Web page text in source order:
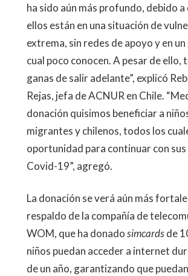
ha sido aún más profundo, debido a
ellos están en una situación de
extrema, sin redes de apoyo y en
cual poco conocen. A pesar de ello,
ganas de salir adelante”, explicó
Rejas, jefa de ACNUR en Chile.
donación quisimos beneficiar a
migrantes y chilenos, todos los
oportunidad para continuar con sus
Covid-19”, agregó.
La donación se verá aún más
respaldo de la compañía de
WOM, que ha donadosimcardsde
niños puedan acceder a internet
de un año, garantizando que